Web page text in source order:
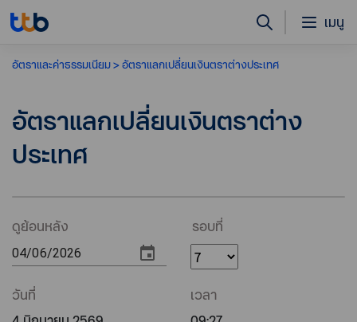
เมนู
อัตราและค่าธรรมเนียม​ อัตราแลกเปลี่ยนเงินตราต่างประเทศ
อัตราแลกเปลี่ยนเงินตราต่าง
ประเทศ
ดูย้อนหลัง รอบที่
วันที่
เวลา